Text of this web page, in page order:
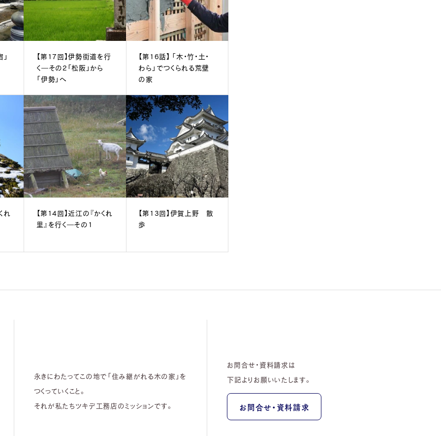
【第17回】伊勢街道を行
く―その2「松阪」から
「伊勢」へ
【第16話】 「木・竹・土・
わら」でつくられる荒壁
の家
れ
【第14回】近江の『かくれ
里』を行く―その1
【第13回】伊賀上野 散
歩
永きにわたってこの地で「住み継がれる木の家」を
つくっていくこと。
それが私たちツキデ工務店のミッションです。
お問合せ・資料請求は
下記よりお願いいたします。
お問合せ・資料請求